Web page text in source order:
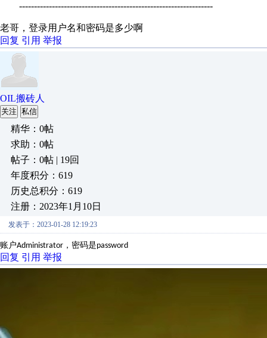
-----------------------------------------------------------------
老哥，登录用户名和密码是多少啊
回复 引用 举报
OIL搬砖人
关注 私信
精华：0帖
求助：0帖
帖子：0帖 | 19回
年度积分：619
历史总积分：619
注册：2023年1月10日
发表于：2023-01-28 12:19:23
账户Administrator ，密码是password
回复 引用 举报